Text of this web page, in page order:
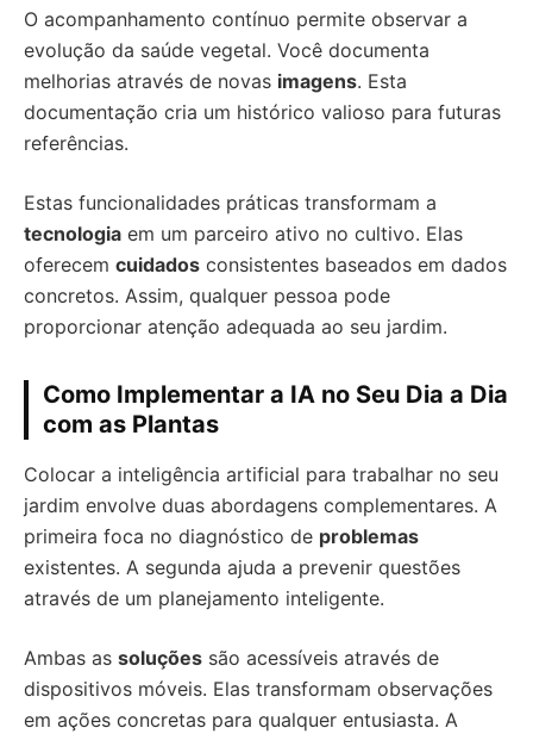
O acompanhamento contínuo permite observar a
evolução da saúde vegetal. Você documenta
melhorias através de novas imagens. Esta
documentação cria um histórico valioso para futuras
referências.
Estas funcionalidades práticas transformam a
tecnologia em um parceiro ativo no cultivo. Elas
oferecem cuidados consistentes baseados em dados
concretos. Assim, qualquer pessoa pode
proporcionar atenção adequada ao seu jardim.
Como Implementar a IA no Seu Dia a Dia
com as Plantas
Colocar a inteligência artificial para trabalhar no seu
jardim envolve duas abordagens complementares. A
primeira foca no diagnóstico de problemas
existentes. A segunda ajuda a prevenir questões
através de um planejamento inteligente.
Ambas as soluções são acessíveis através de
dispositivos móveis. Elas transformam observações
em ações concretas para qualquer entusiasta. A